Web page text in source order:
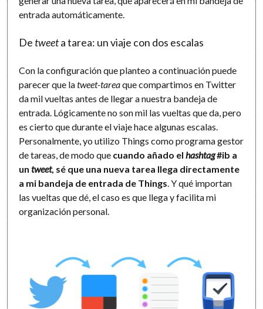
entrada automáticamente.
De tweeta tarea: un viaje con dos escalas
Con la configuración que planteo a continuación puede
parecer que latweet-tareaque compartimos en Twitter
da mil vueltas antes de llegar a nuestra bandeja de
entrada. Lógicamente no son mil las vueltas que da, pero
es cierto que durante el viaje hace algunas escalas.
Personalmente, yo utilizo Things como programa gestor
de tareas, de modo que cuando añado elhashtag#ib a
untweet, sé que una nueva tarea llega directamente
a mi bandeja de entrada de Things. Y qué importan
las vueltas que dé, el caso es que llega y facilita mi
organización personal.